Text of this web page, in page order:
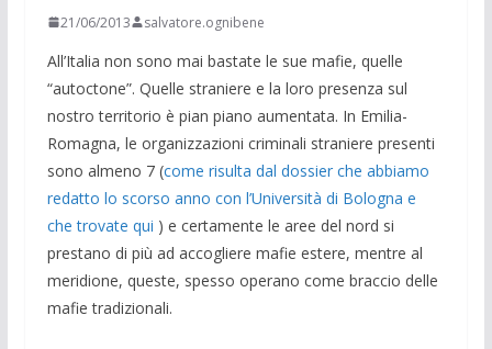
21/06/2013 salvatore.ognibene
All’Italia non sono mai bastate le sue mafie, quelle
“autoctone”. Quelle straniere e la loro presenza sul
nostro territorio è pian piano aumentata. In Emilia-
Romagna, le organizzazioni criminali straniere presenti
sono almeno 7 (come risulta dal dossier che abbiamo
redatto lo scorso anno con l’Università di Bologna e
che trovate qui ) e certamente le aree del nord si
prestano di più ad accogliere mafie estere, mentre al
meridione, queste, spesso operano come braccio delle
mafie tradizionali.